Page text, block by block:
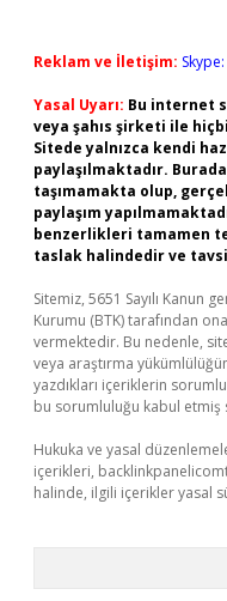
Reklam ve İletişim:
Yasal Uyarı: Bu internet
veya şahıs şirketi ile
Sitede yalnızca kendi
paylaşılmaktadır.
taşımamakta olup,
paylaşım
benzerlikleri tamamen
taslak halindedir ve
Sitemiz, 5651 Sayılı Kanun
Kurumu (BTK) tarafından
vermektedir. Bu nedenle,
veya araştırma
yazdıkları içeriklerin
bu sorumluluğu kabul etmiş
Hukuka ve yasal
içerikleri,
halinde, ilgili içerikler yasal